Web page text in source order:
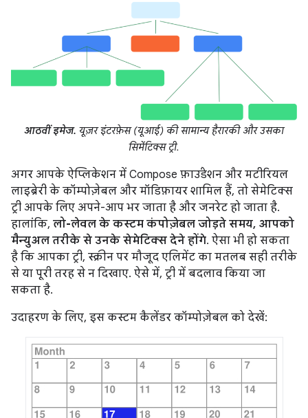
आठवीं इमेज. यूज़र इंटरफ़ेस (यूआई) की सामान्य हैरारकी और उसका
सिमेंटिक्स ट्री.
अगर आपके ऐप्लिकेशन में Compose फ़ाउंडेशन और मटीरियल
लाइब्रेरी के कॉम्पोज़ेबल और मॉडिफ़ायर शामिल हैं, तो सेमेटिक्स
ट्री आपके लिए अपने-आप भर जाता है और जनरेट हो जाता है.
हालांकि, लो-लेवल के कस्टम कंपोज़ेबल जोड़ते समय, आपको
मैन्युअल तरीके से उनके सेमेटिक्स देने होंगे. ऐसा भी हो सकता
है कि आपका ट्री, स्क्रीन पर मौजूद एलिमेंट का मतलब सही तरीके
से या पूरी तरह से न दिखाए. ऐसे में, ट्री में बदलाव किया जा
सकता है.
उदाहरण के लिए, इस कस्टम कैलेंडर कॉम्पोज़ेबल को देखें: